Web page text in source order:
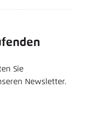
Sie
Newsletter.